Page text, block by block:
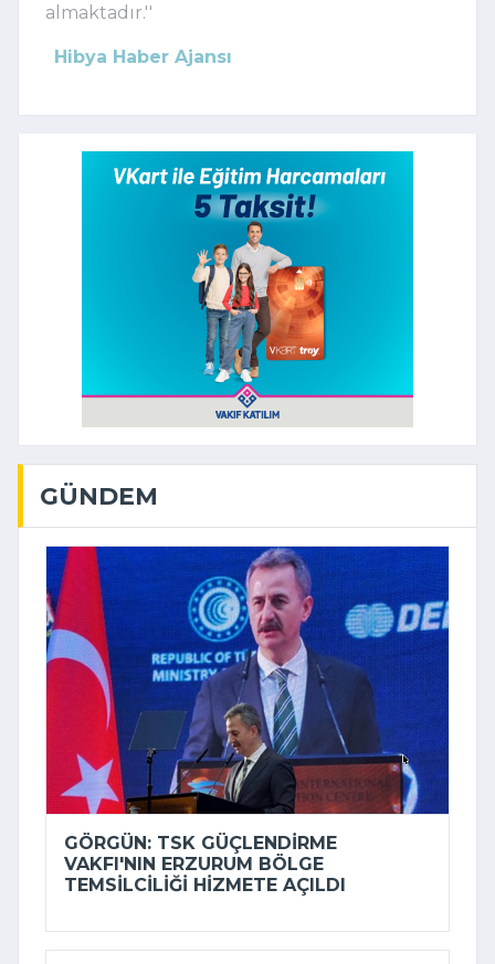
almaktadır.''
Hibya Haber Ajansı
GÜNDEM
GÖRGÜN: TSK GÜÇLENDIRME
VAKFI'NIN ERZURUM BÖLGE
TEMSILCILIĞI HIZMETE AÇILDI